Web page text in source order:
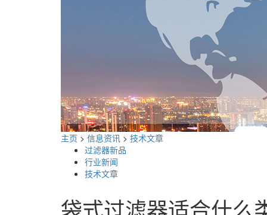
主页 > 信息资讯 > 技术文章
过滤器新品
行业新闻
技术文章
袋式过滤器适合什么